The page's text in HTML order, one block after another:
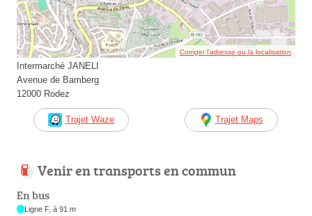
Corriger l’adresse ou la localisation
Intermarché JANELI
Avenue de Bamberg
12000 Rodez
Trajet Waze Trajet Maps
Venir en transports en commun
En bus
Ligne F, à 91 m